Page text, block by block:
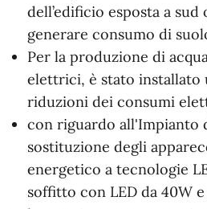
dell’edificio esposta a
generare consumo di
Per la produzione di
elettrici, è stato installato
riduzioni dei consumi
con riguardo all'Impianto
sostituzione degli
energetico a tecnologie
soffitto con LED da 40W